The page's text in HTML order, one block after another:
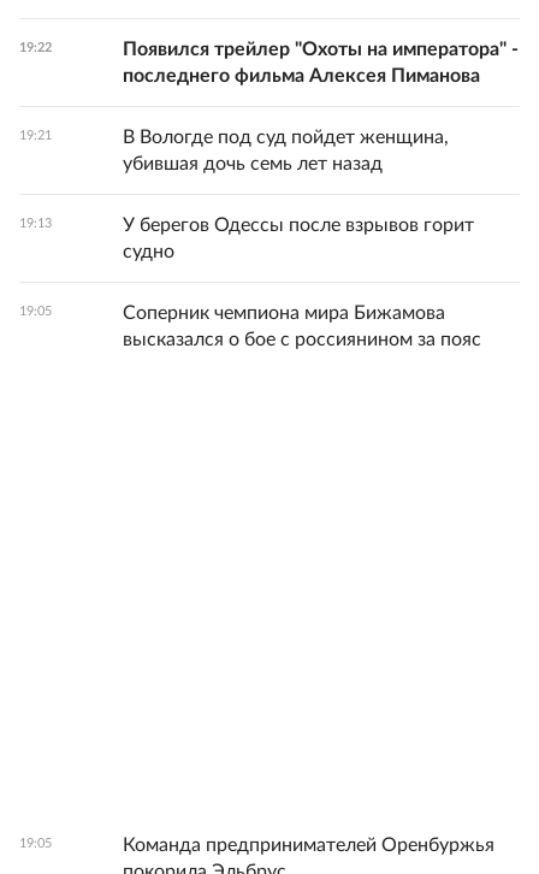
19:22
Появился трейлер "Охоты на императора" -
последнего фильма Алексея Пиманова
19:21
В Вологде под суд пойдет женщина,
убившая дочь семь лет назад
19:13
У берегов Одессы после взрывов горит
судно
19:05
Соперник чемпиона мира Бижамова
высказался о бое с россиянином за пояс
19:05
Команда предпринимателей Оренбуржья